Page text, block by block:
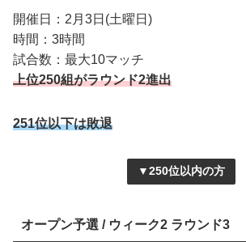
開催日：2月3日(土曜日)
時間：3時間
試合数：最大10マッチ
上位250組がラウンド2進出
251位以下は敗退
▼250位以内の方
オープン予選 / ウィーク2 ラウンド3